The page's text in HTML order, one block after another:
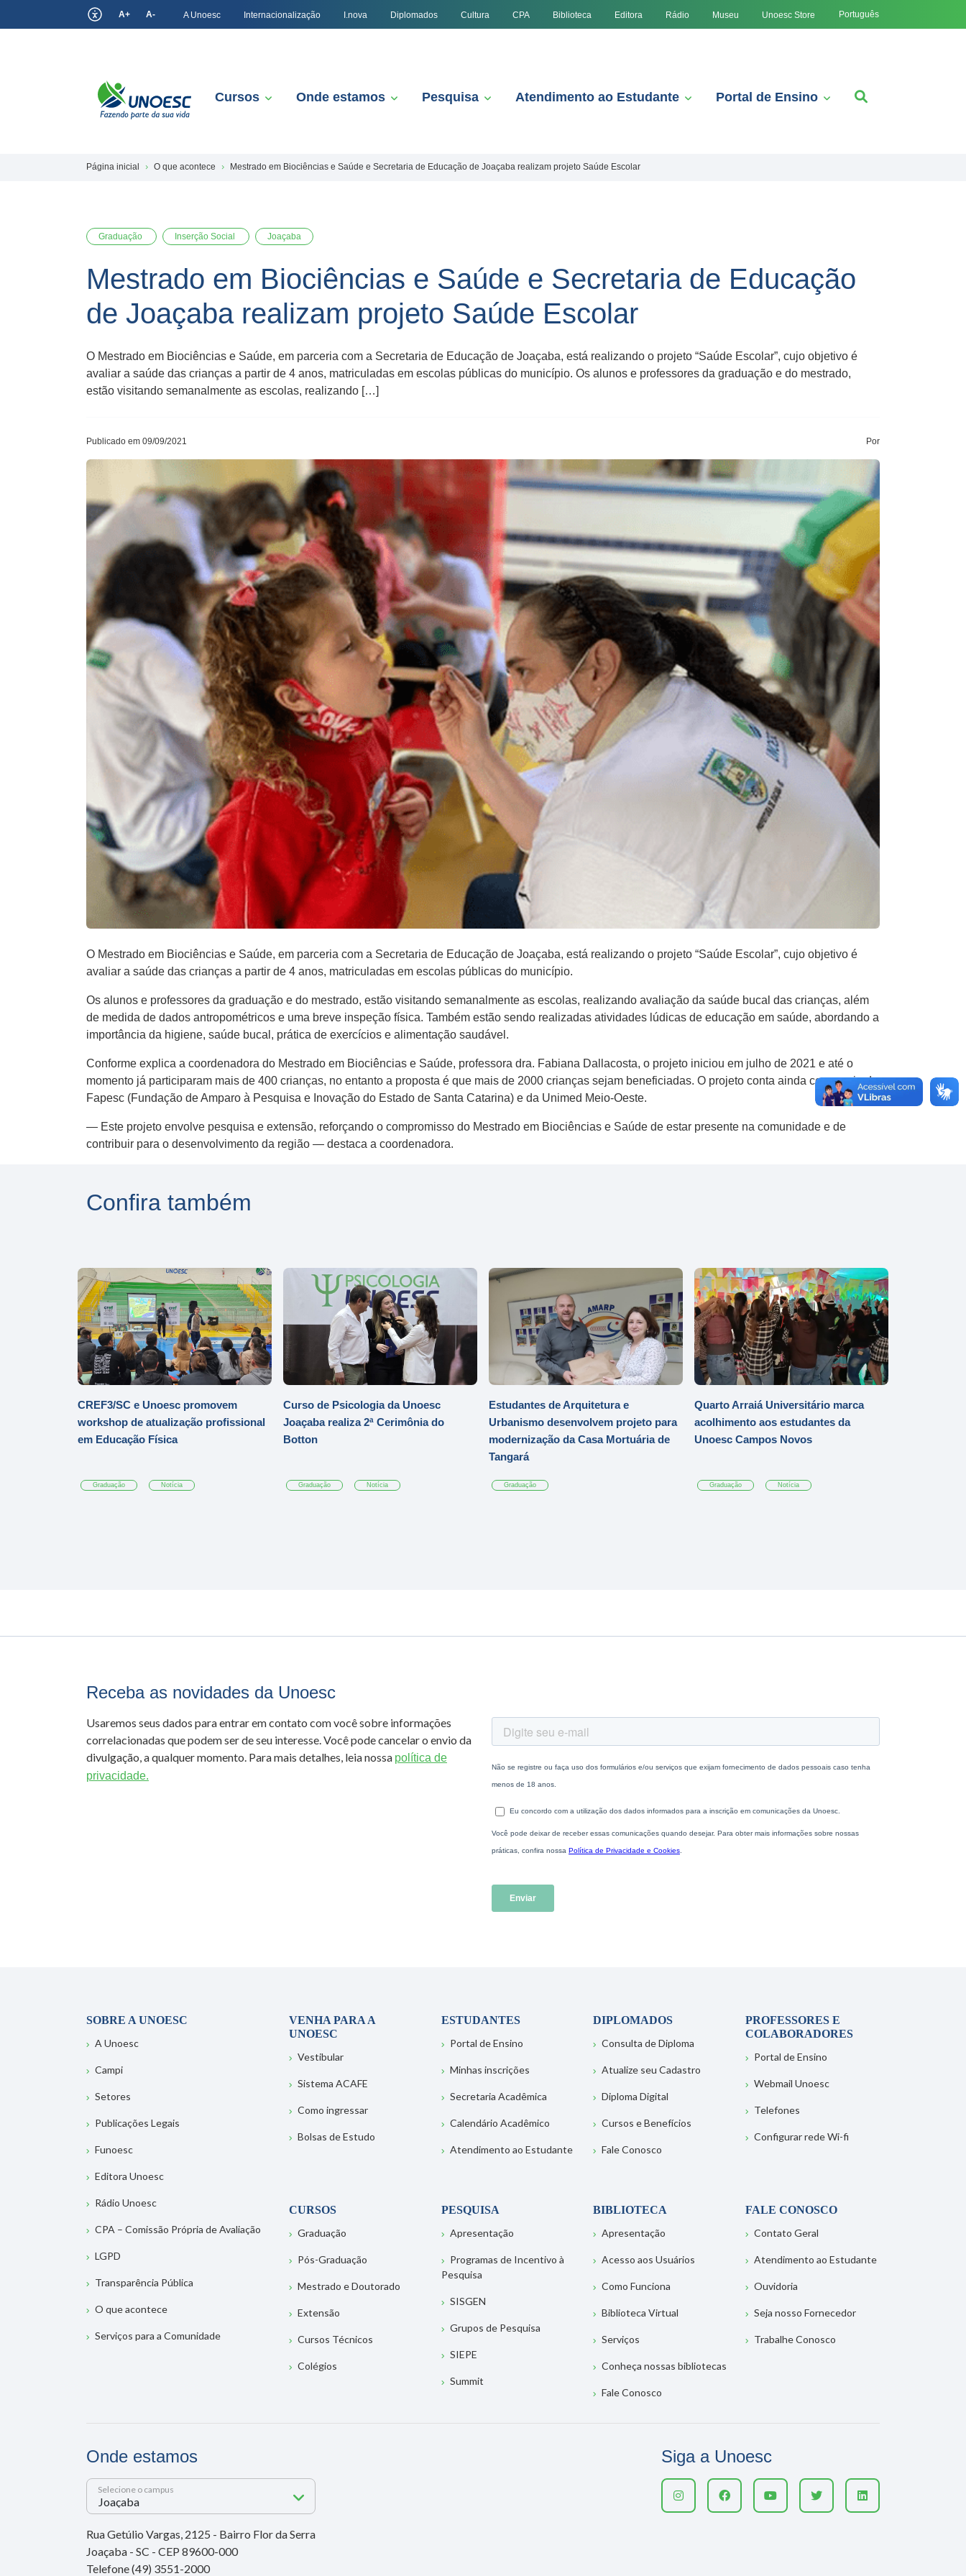
A+ A- A Unoesc Internacionalização I.nova Diplomados Cultura CPA Biblioteca Editora Rádio Museu Unoesc Store Português
Cursos Onde estamos Pesquisa Atendimento ao Estudante Portal de Ensino
Página inicial O que acontece Mestrado em Biociências e Saúde e Secretaria de Educação de Joaçaba realizam projeto Saúde Escolar
Graduação Inserção Social Joaçaba
Mestrado em Biociências e Saúde e Secretaria de Educação
de Joaçaba realizam projeto Saúde Escolar
O Mestrado em Biociências e Saúde, em parceria com a Secretaria de Educação de Joaçaba, está realizando o projeto “Saúde Escolar”, cujo objetivo é
avaliar a saúde das crianças a partir de 4 anos, matriculadas em escolas públicas do município. Os alunos e professores da graduação e do mestrado,
estão visitando semanalmente as escolas, realizando […]
Publicado em 09/09/2021 Por
O Mestrado em Biociências e Saúde, em parceria com a Secretaria de Educação de Joaçaba, está realizando o projeto “Saúde Escolar”, cujo objetivo é
avaliar a saúde das crianças a partir de 4 anos, matriculadas em escolas públicas do município.
Os alunos e professores da graduação e do mestrado, estão visitando semanalmente as escolas, realizando avaliação da saúde bucal das crianças, além
de medida de dados antropométricos e uma breve inspeção física. Também estão sendo realizadas atividades lúdicas de educação em saúde, abordando a
importância da higiene, saúde bucal, prática de exercícios e alimentação saudável.
Conforme explica a coordenadora do Mestrado em Biociências e Saúde, professora dra. Fabiana Dallacosta, o projeto iniciou em julho de 2021 e até o
momento já participaram mais de 400 crianças, no entanto a proposta é que mais de 2000 crianças sejam beneficiadas. O projeto conta ainda com apoio da
Fapesc (Fundação de Amparo à Pesquisa e Inovação do Estado de Santa Catarina) e da Unimed Meio-Oeste.
— Este projeto envolve pesquisa e extensão, reforçando o compromisso do Mestrado em Biociências e Saúde de estar presente na comunidade e de
contribuir para o desenvolvimento da região — destaca a coordenadora.
Confira também
CREF3/SC e Unoesc promovem
workshop de atualização profissional
em Educação Física
Graduação Notícia
Curso de Psicologia da Unoesc
Joaçaba realiza 2ª Cerimônia do
Botton
Graduação Notícia
Estudantes de Arquitetura e
Urbanismo desenvolvem projeto para
modernização da Casa Mortuária de
Tangará
Graduação
Quarto Arraiá Universitário marca
acolhimento aos estudantes da
Unoesc Campos Novos
Graduação Notícia
Receba as novidades da Unoesc
Usaremos seus dados para entrar em contato com você sobre informações
correlacionadas que podem ser de seu interesse. Você pode cancelar o envio da
divulgação, a qualquer momento. Para mais detalhes, leia nossa política de
privacidade.
SOBRE A UNOESC
A Unoesc
Campi
Setores
Publicações Legais
Funoesc
Editora Unoesc
Rádio Unoesc
CPA – Comissão Própria de Avaliação
LGPD
Transparência Pública
O que acontece
Serviços para a Comunidade
VENHA PARA A
UNOESC
Vestibular
Sistema ACAFE
Como ingressar
Bolsas de Estudo
ESTUDANTES
Portal de Ensino
Minhas inscrições
Secretaria Acadêmica
Calendário Acadêmico
Atendimento ao Estudante
DIPLOMADOS
Consulta de Diploma
Atualize seu Cadastro
Diploma Digital
Cursos e Benefícios
Fale Conosco
PROFESSORES E
COLABORADORES
Portal de Ensino
Webmail Unoesc
Telefones
Configurar rede Wi-fi
CURSOS
Graduação
Pós-Graduação
Mestrado e Doutorado
Extensão
Cursos Técnicos
Colégios
PESQUISA
Apresentação
Programas de Incentivo à
Pesquisa
SISGEN
Grupos de Pesquisa
SIEPE
Summit
BIBLIOTECA
Apresentação
Acesso aos Usuários
Como Funciona
Biblioteca Virtual
Serviços
Conheça nossas bibliotecas
Fale Conosco
FALE CONOSCO
Contato Geral
Atendimento ao Estudante
Ouvidoria
Seja nosso Fornecedor
Trabalhe Conosco
Onde estamos
Selecione o campus
Rua Getúlio Vargas, 2125 - Bairro Flor da Serra
Joaçaba - SC - CEP 89600-000
Telefone (49) 3551-2000
Siga a Unoesc